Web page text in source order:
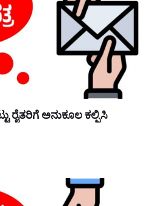
ರೈತರಿಗೆ ಅನುಕೂಲ ಕಲ್ಪಿಸಿ